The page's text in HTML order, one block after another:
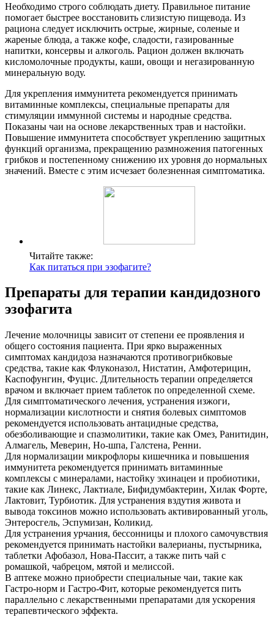
Необходимо строго соблюдать диету. Правильное питание
помогает быстрее восстановить слизистую пищевода. Из
рациона следует исключить острые, жирные, соленые и
жареные блюда, а также кофе, сладости, газированные
напитки, консервы и алкоголь. Рацион должен включать
кисломолочные продукты, каши, овощи и негазированную
минеральную воду.
Для укрепления иммунитета рекомендуется принимать
витаминные комплексы, специальные препараты для
стимуляции иммунной системы и народные средства.
Показаны чаи на основе лекарственных трав и настойки.
Повышение иммунитета способствует укреплению защитных
функций организма, прекращению размножения патогенных
грибков и постепенному снижению их уровня до нормальных
значений. Вместе с этим исчезает болезненная симптоматика.
Читайте также:
Как питаться при эзофагите?
Препараты для терапии кандидозного
эзофагита
Лечение молочницы зависит от степени ее проявления и
общего состояния пациента. При ярко выраженных
симптомах кандидоза назначаются противогрибковые
средства, такие как Флуконазол, Нистатин, Амфотерицин,
Каспофунгин, Фуцис. Длительность терапии определяется
врачом и включает прием таблеток по определенной схеме.
Для симптоматического лечения, устранения изжоги,
нормализации кислотности и снятия болевых симптомов
рекомендуется использовать антацидные средства,
обезболивающие и спазмолитики, такие как Омез, Ранитидин,
Алмагель, Меверин, Но-шпа, Галстена, Ренни.
Для нормализации микрофлоры кишечника и повышения
иммунитета рекомендуется принимать витаминные
комплексы с минералами, настойку эхинацеи и пробиотики,
такие как Линекс, Лактиале, Бифидумбактерин, Хилак Форте,
Лактовит, Турбиотик. Для устранения вздутия живота и
вывода токсинов можно использовать активированный уголь,
Энтеросгель, Эспумизан, Коликид.
Для устранения урчания, бессонницы и плохого самочувствия
рекомендуется принимать настойки валерианы, пустырника,
таблетки Афобазол, Нова-Пассит, а также пить чай с
ромашкой, чабрецом, мятой и мелиссой.
В аптеке можно приобрести специальные чаи, такие как
Гастро-норм и Гастро-Фит, которые рекомендуется пить
параллельно с лекарственными препаратами для ускорения
терапевтического эффекта.